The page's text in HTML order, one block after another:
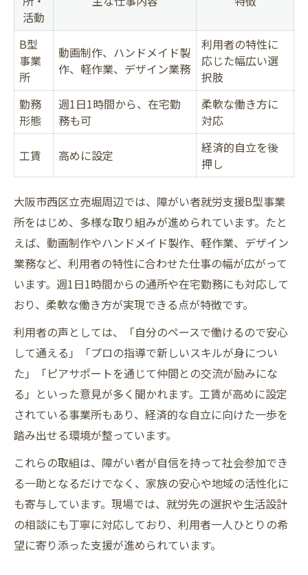
活動
B型
事業
所
動画制作、ハンドメイド製
作、軽作業、デザイン業務
利用者の特性に
応じた幅広い選
択肢
勤務
形態
週1日1時間から、在宅勤
務も可
柔軟な働き方に
対応
工賃 高めに設定
経済的自立を後
押し
大阪市西区立売堀周辺では、障がい者就労支援B型事業
所をはじめ、多様な取り組みが進められています。たと
えば、動画制作やハンドメイド製作、軽作業、デザイン
業務など、利用者の特性に合わせた仕事の幅が広がって
います。週1日1時間からの通所や在宅勤務にも対応して
おり、柔軟な働き方が実現できる点が特徴です。
利用者の声としては、「自分のペースで働けるので安心
して通える」「プロの指導で新しいスキルが身につい
た」「ピアサポートを通じて仲間との交流が励みにな
る」といった意見が多く聞かれます。工賃が高めに設定
されている事業所もあり、経済的な自立に向けた一歩を
踏み出せる環境が整っています。
これらの取組は、障がい者が自信を持って社会参加でき
る一助となるだけでなく、家族の安心や地域の活性化に
も寄与しています。現場では、就労先の選択や生活設計
の相談にも丁寧に対応しており、利用者一人ひとりの希
望に寄り添った支援が進められています。